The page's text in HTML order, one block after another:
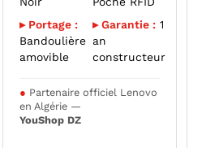
▸ Portage :
Bandoulière
amovible
▸ Garantie :1
an
constructeur
● Partenaire officiel Lenovo
en Algérie —
YouShop DZ